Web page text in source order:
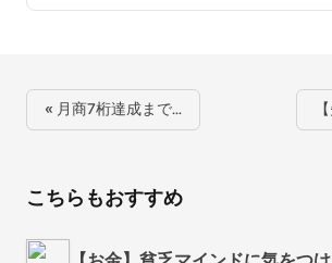
« 月商7桁達成まで…
こちらもおすすめ